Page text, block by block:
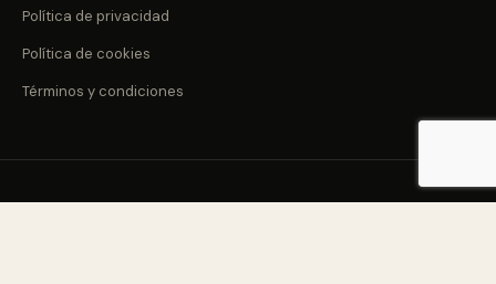
Política de privacidad
Política de cookies
Términos y condiciones